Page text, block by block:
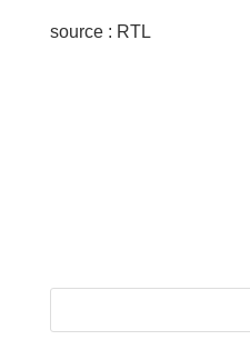
source : RTL